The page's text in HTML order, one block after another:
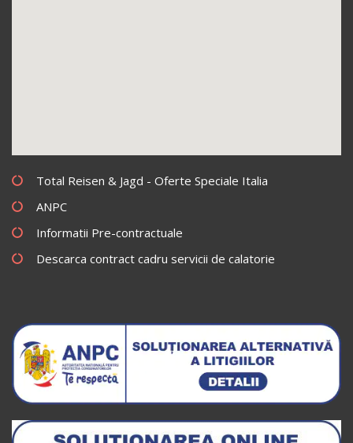
Total Reisen & Jagd - Oferte Speciale Italia
ANPC
Informatii Pre-contractuale
Descarca contract cadru servicii de calatorie